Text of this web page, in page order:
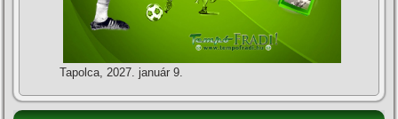
Tapolca, 2027. január 9.